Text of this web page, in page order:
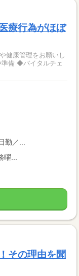
療行為がほぼ
健康管理をお願いし
勤／...
...
その理由を聞